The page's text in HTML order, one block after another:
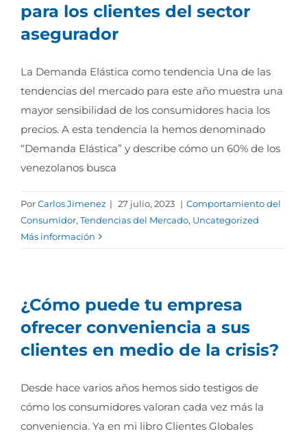
para los clientes del sector
asegurador
La Demanda Elástica como tendencia Una de las
tendencias del mercado para este año muestra una
mayor sensibilidad de los consumidores hacia los
precios. A esta tendencia la hemos denominado
“Demanda Elástica” y describe cómo un 60% de los
venezolanos busca
PorCarlos Jimenez | 27 julio, 2023 | Comportamiento del
Consumidor, Tendencias del Mercado, Uncategorized
Más información
¿Cómo puede tu empresa
ofrecer conveniencia a sus
clientes en medio de la crisis?
Desde hace varios años hemos sido testigos de
cómo los consumidores valoran cada vez más la
conveniencia. Ya en mi libro Clientes Globales